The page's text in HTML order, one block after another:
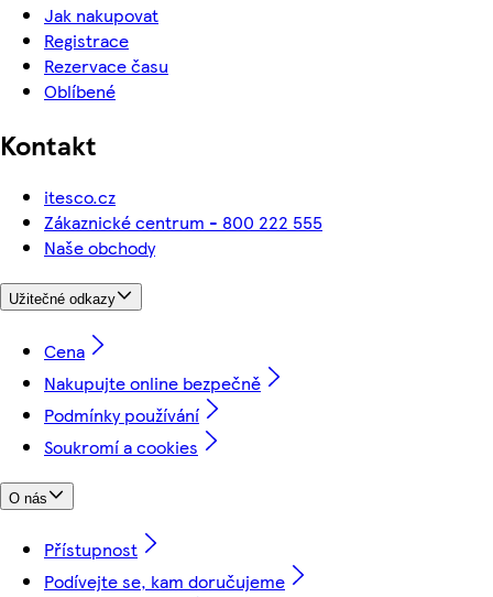
Jak nakupovat
Registrace
Rezervace času
Oblíbené
Kontakt
itesco.cz
Zákaznické centrum - 800 222 555
Naše obchody
Užitečné odkazy
Cena
Nakupujte online bezpečně
Podmínky používání
Soukromí a cookies
O nás
Přístupnost
Podívejte se, kam doručujeme